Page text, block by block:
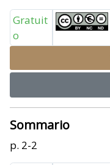
Gratuit
o
Sommario
p. 2-2